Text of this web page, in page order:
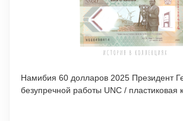
Намибия 60 долларов 2025 Президент
безупречной работы UNC /